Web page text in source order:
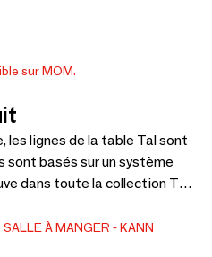
sur MOM.
lignes de la table Tal sont
basés sur un système
dans toute la collection Tal :
qui permet de démonter
collection.À MANGER KANN